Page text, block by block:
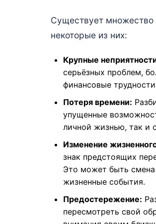
Существует множество
некоторые из них:
Крупные
серьёзных проблем,
финансовые
Потеря времени:
упущенные
личной жизнью, так и
Изменение
знак предстоящих
Это может быть
жизненные события.
Предостережение:
пересмотреть свой